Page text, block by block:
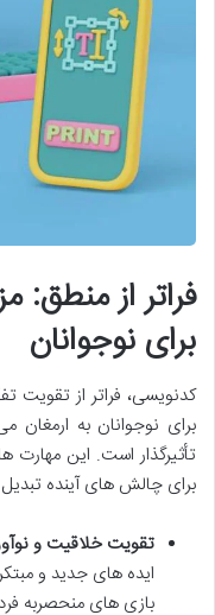
فراتر از منطق:
برای نوجوانان
کدنویسی، فراتر از تقویت
برای نوجوانان به
تأثیرگذار است. این مهارت
برای چالش های آینده
تقویت خلاقیت و
ایده های جدید و
بازی های منحصربه